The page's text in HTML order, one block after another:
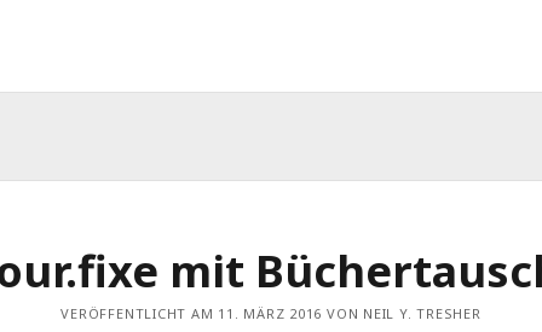
mit
VERÖFFENTLICHT AM 11. MÄRZ 2016 VON NEIL Y. TRESHER